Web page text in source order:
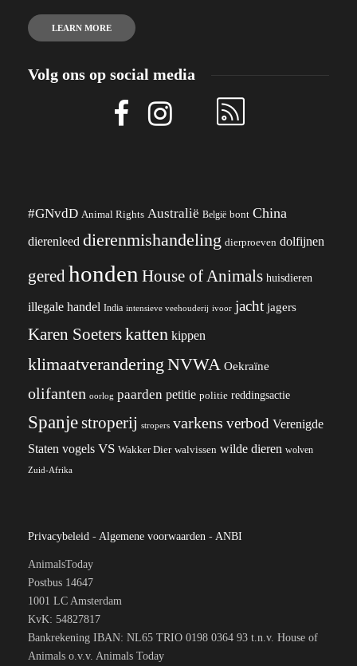
LEARN MORE
Volg ons op social media
#GNvdD Animal Rights Australië België bont China
dierenleed dierenmishandeling dierproeven dolfijnen
geredhonden House of Animals huisdieren
illegale handel India intensieve veehouderij ivoor jacht jagers
Karen Soeterskatten kippen
klimaatverandering NVWA Oekraïne
olifanten oorlog paarden petitie politie reddingsactie
Spanjestroperij stropers varkens verbod Verenigde
Staten vogels VS Wakker Dier walvissen wilde dieren wolven
Zuid-Afrika
Privacybeleid - Algemene voorwaarden - ANBI
AnimalsToday
Postbus 14647
1001 LC Amsterdam
KvK: 54827817
Bankrekening IBAN: NL65 TRIO 0198 0364 93 t.n.v. House of
Animals o.v.v. Animals Today